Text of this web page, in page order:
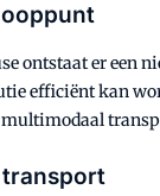
ontstaat er een
efficiënt kan
transport